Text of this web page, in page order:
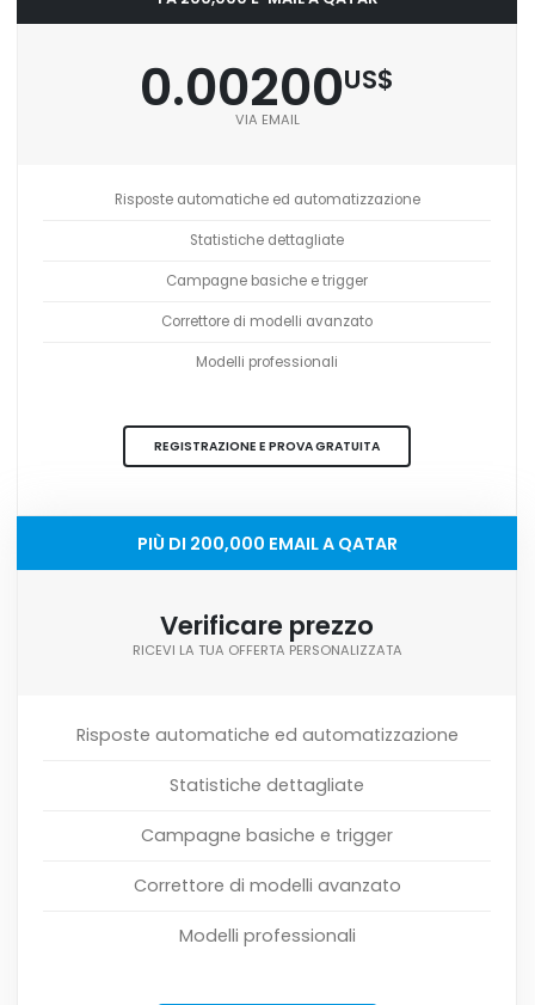
0.00200US$
VIA EMAIL
Risposte automatiche ed automatizzazione
Statistiche dettagliate
Campagne basiche e trigger
Correttore di modelli avanzato
Modelli professionali
REGISTRAZIONE E PROVA GRATUITA
PIÙ DI 200,000 EMAIL A QATAR
Verificare prezzo
RICEVI LA TUA OFFERTA PERSONALIZZATA
Risposte automatiche ed automatizzazione
Statistiche dettagliate
Campagne basiche e trigger
Correttore di modelli avanzato
Modelli professionali